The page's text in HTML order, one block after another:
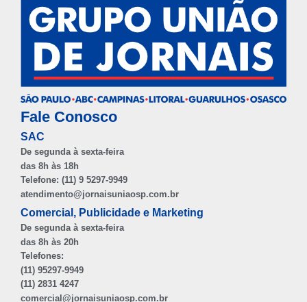
Fale Conosco
SAC
De segunda à sexta-feira
das 8h às 18h
Telefone: (11) 9 5297-9949
atendimento@jornaisuniaosp.com.br
Comercial, Publicidade e Marketing
De segunda à sexta-feira
das 8h às 20h
Telefones:
(11) 95297-9949
(11) 2831 4247
comercial@jornaisuniaosp.com.br